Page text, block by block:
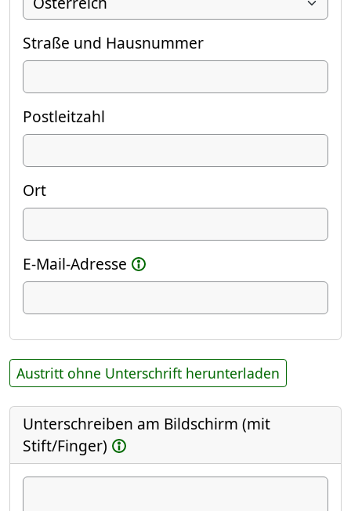
Straße und Hausnummer
Postleitzahl
Ort
E-Mail-Adresse
Austritt ohne Unterschrift herunterladen
Unterschreiben am Bildschirm (mit
Stift/Finger)